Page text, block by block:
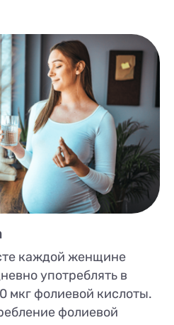
каждой женщине
употреблять в
мкг фолиевой кислоты.
фолиевой